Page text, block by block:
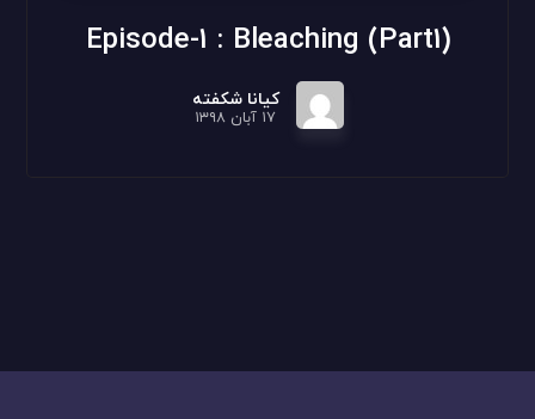
(Episode-1 : Bleaching (Part1
کیانا شکفته
۱۷ آبان ۱۳۹۸